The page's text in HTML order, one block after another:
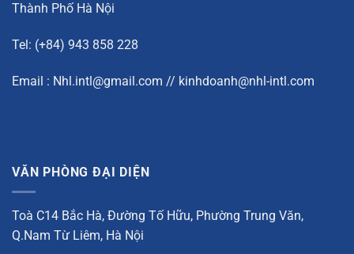
Thành Phố Hà Nội
Tel: (+84) 943 858 228
Email : Nhl.intl@gmail.com // kinhdoanh@nhl-intl.com
VĂN PHÒNG ĐẠI DIỆN
Toà C14 Bắc Hà, Đường Tố Hữu, Phường Trung Văn,
Q.Nam Từ Liêm, Hà Nội